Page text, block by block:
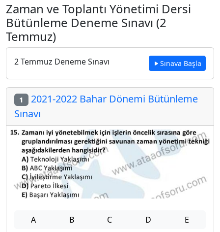
Zaman ve Toplantı Yönetimi Dersi
Bütünleme Deneme Sınavı (2
Temmuz)
2 Temmuz Deneme Sınavı Sınava Başla
1 2021-2022 Bahar Dönemi Bütünleme
Sınavı
A B C D E